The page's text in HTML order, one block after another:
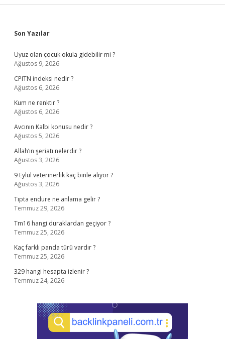
Sidebar
Son Yazılar
Uyuz olan çocuk okula gidebilir mi ?
Ağustos 9, 2026
CPITN indeksi nedir ?
Ağustos 6, 2026
Kum ne renktir ?
Ağustos 6, 2026
Avcının Kalbi konusu nedir ?
Ağustos 5, 2026
Allah’ın şeriatı nelerdir ?
Ağustos 3, 2026
9 Eylül veterinerlik kaç binle alıyor ?
Ağustos 3, 2026
Tıpta endure ne anlama gelir ?
Temmuz 29, 2026
Tm16 hangi duraklardan geçiyor ?
Temmuz 25, 2026
Kaç farklı panda türü vardır ?
Temmuz 25, 2026
329 hangi hesapta izlenir ?
Temmuz 24, 2026